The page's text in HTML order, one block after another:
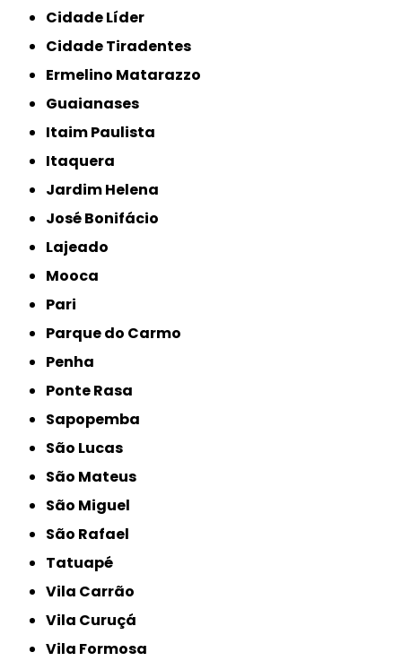
Cidade Líder
Cidade Tiradentes
Ermelino Matarazzo
Guaianases
Itaim Paulista
Itaquera
Jardim Helena
José Bonifácio
Lajeado
Mooca
Pari
Parque do Carmo
Penha
Ponte Rasa
Sapopemba
São Lucas
São Mateus
São Miguel
São Rafael
Tatuapé
Vila Carrão
Vila Curuçá
Vila Formosa